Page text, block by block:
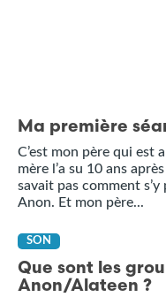
Ma première
C’est mon père qui est
mère l’a su 10 ans
savait pas comment
Anon. Et mon père...
SON
Que sont les
Anon/Alateen ?